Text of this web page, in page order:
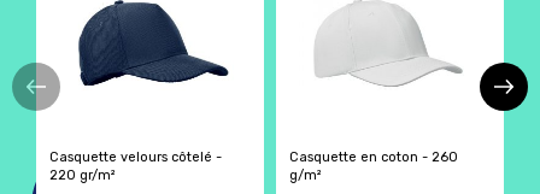
Casquette velours côtelé -
220 gr/m²
Casquette en coton - 260
g/m²